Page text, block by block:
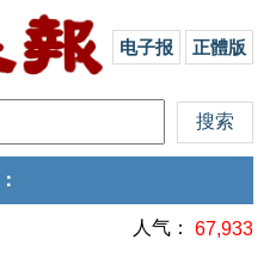
电子报 正體版
：
人气： 67,933